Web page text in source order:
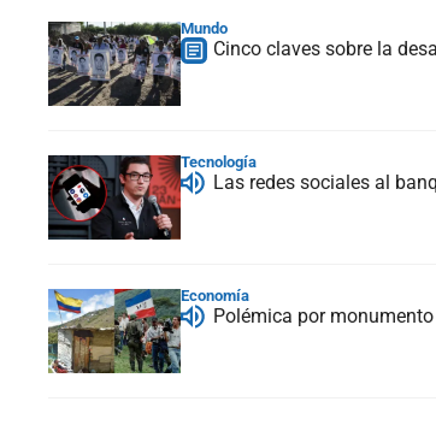
Mundo
Cinco claves sobre la
Tecnología
Las redes sociales al
Economía
Polémica por